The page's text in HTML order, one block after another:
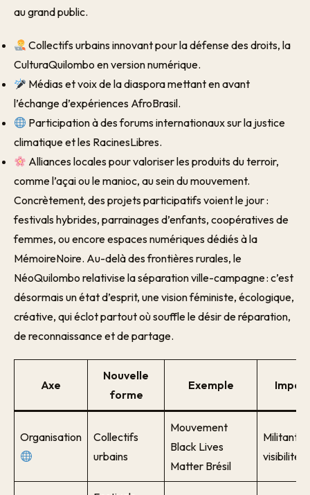
au grand public.
Collectifs urbains innovant pour la défense des droits, la
CulturaQuilombo en version numérique.
Médias et voix de la diaspora mettant en avant
l’échange d’expériences AfroBrasil.
Participation à des forums internationaux sur la justice
climatique et les RacinesLibres.
Alliances locales pour valoriser les produits du terroir,
comme l’açai ou le manioc, au sein du mouvement.
Concrètement, des projets participatifs voient le jour :
festivals hybrides, parrainages d’enfants, coopératives de
femmes, ou encore espaces numériques dédiés à la
MémoireNoire. Au-delà des frontières rurales, le
NéoQuilombo relativise la séparation ville-campagne : c’est
désormais un état d’esprit, une vision féministe, écologique,
créative, qui éclot partout où souffle le désir de réparation,
de reconnaissance et de partage.
Axe
Nouvelle
forme
Exemple
Organisation
Collectifs
urbains
Mouvement
Black Lives
Matter Brésil
visibilité